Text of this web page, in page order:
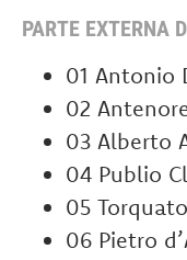
PARTE EXTERNA
01 Antonio
02
03 Alberto
04 Publio
05
06 Pietro